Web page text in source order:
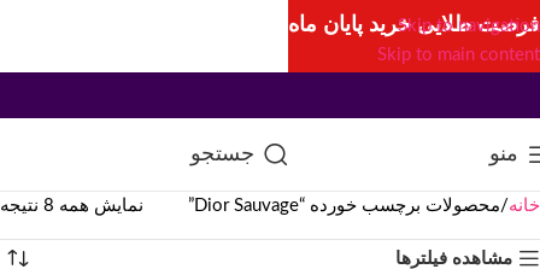
Skip to navigation
Skip to main content
منو جستجو
خانه محصولات برچسب خورده “Dior Sauvage” نمایش همه 8 نتیجه
مشاهده فیلترها
فرصت طلایی خرید پایان ماه